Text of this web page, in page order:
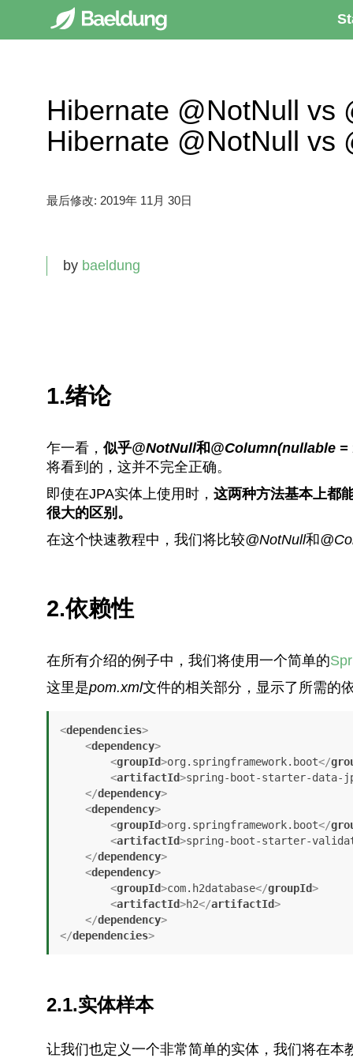
Hibernate @NotNull vs
Hibernate @NotNull vs
最后修改: 2019年 11月 30日
by baeldung
1.绪论
乍一看， 似乎@NotNull和@Column(nullable =
将看到的，这并不完全正确。
即使在JPA实体上使用时， 这两种方法基本上都
很大的区别。
在这个快速教程中，我们将比较@NotNull和
2.依赖性
在所有介绍的例子中，我们将使用一个简单的
这里是pom.xml文件的相关部分，显示了所需的
<dependencies>
<dependency>
<groupId>org.springframework.boot</
<artifactId>spring-boot-starter-data-
</dependency>
<dependency>
<groupId>org.springframework.boot</
<artifactId>spring-boot-starter-
</dependency>
<dependency>
<groupId>com.h2database</groupId>
<artifactId>h2</artifactId>
</dependency>
</dependencies>
2.1.实体样本
让我们也定义一个非常简单的实体，我们将在本